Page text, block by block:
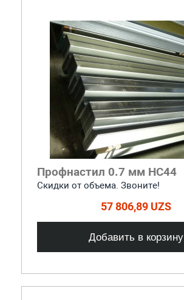
Профнастил 0.7 мм НС44
Скидки от объема. Звоните!
57 806,89 UZS
Добавить в корзину